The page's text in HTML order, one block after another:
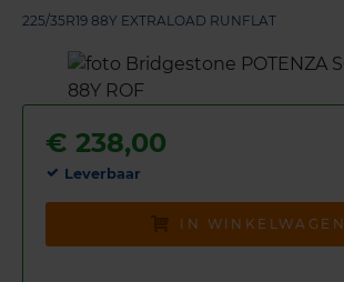
225/35R19 88Y EXTRALOAD RUNFLAT
€ 238,00
Leverbaar
IN WINKELWAGEN